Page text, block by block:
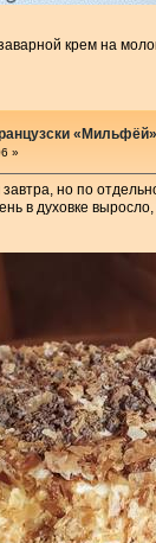
крем на
«Мильфёй»
»
но по
в духовке